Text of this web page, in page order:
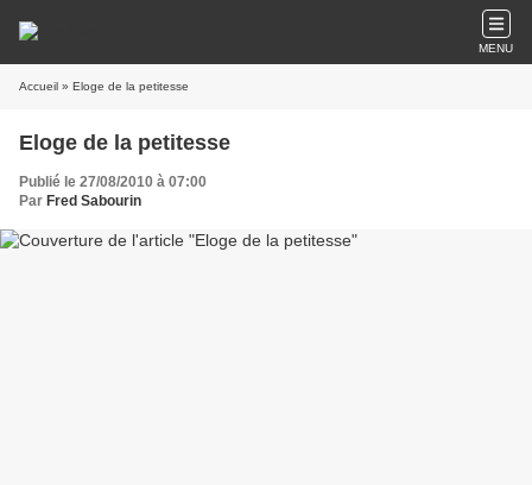
MENU
Accueil » Eloge de la petitesse
Eloge de la petitesse
Publié le 27/08/2010 à 07:00
Par Fred Sabourin